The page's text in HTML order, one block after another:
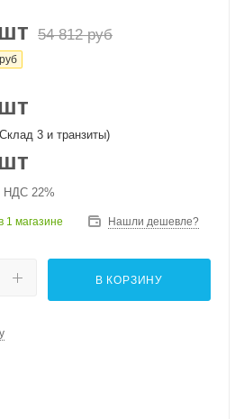
54 812руб
руб
3 и транзиты)
НДС 22%
1 магазине Нашли дешевле?
В КОРЗИНУ